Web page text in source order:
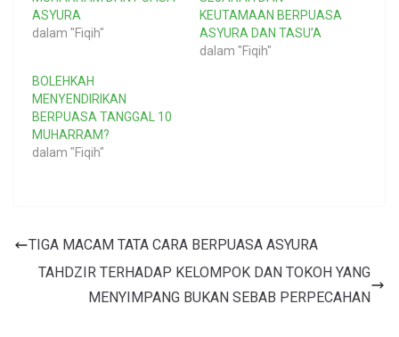
ASYURA
dalam "Fiqih"
KEUTAMAAN BERPUASA
ASYURA DAN TASU’A
dalam "Fiqih"
BOLEHKAH
MENYENDIRIKAN
BERPUASA TANGGAL 10
MUHARRAM?
dalam "Fiqih"
TIGA MACAM TATA CARA BERPUASA ASYURA
TAHDZIR TERHADAP KELOMPOK DAN TOKOH YANG
MENYIMPANG BUKAN SEBAB PERPECAHAN